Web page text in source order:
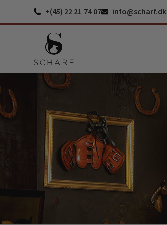
+(45) 22 21 74 07 info@scharf.dk